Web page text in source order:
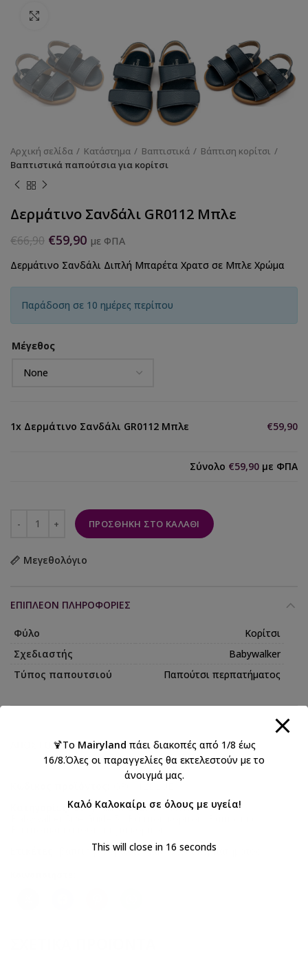
Αρχική σελίδα Κατάστημα Βαπτιστικά
Βάπτιση κορίτσι
Βαπτιστικά παπούτσια για κορίτσι
Δερμάτινο Σανδάλι GR0112 Μπλε
€66,90 €59,90 με ΦΠΑ
Δερμάτινο Σανδάλι Διπλή Μπαρέτα Χρατσ σε Μπλε Χρώμα
Παράδοση σε 10 ημέρες περίπου
Μέγεθος
1x Δερμάτινο Σανδάλι GR0112 Μπλε €59,90
Σύνολο €59,90 με ΦΠΑ
ΠΡΟΣΘΉΚΗ ΣΤΟ ΚΑΛΆΘΙ
Μεγεθολόγιο
ΕΠΙΠΛΈΟΝ ΠΛΗΡΟΦΟΡΊΕΣ
Φύλο
Κορίτσι
Σχεδιαστής
Babywalker
Τύπος παπουτσιού
Παπούτσι περπατήματος
ΑΠΟΣΤΟΛΉ & ΠΑΡΆΔΟΣΗ
Κατηγορίες:Babywalker 2025 Κορίτσια
βάπτιση, κορίτσι, Παπούτσια περπατήματος
🍹Το Mairyland πάει διακοπές από 1/8 έως
16/8.Όλες οι παραγγελίες θα εκτελεστούν με το
άνοιγμά μας.
Καλό Καλοκαίρι σε όλους με υγεία!
This will close in 16 seconds